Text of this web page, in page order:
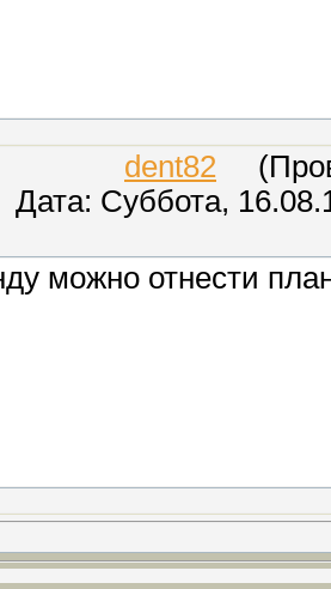
dent82
Дата: Суббота,
можно отнести